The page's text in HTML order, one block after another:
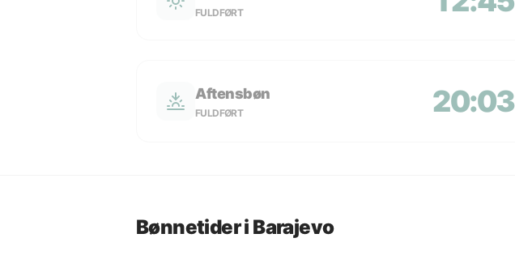
FULDFØRT
Aftensbøn
FULDFØRT 20:03
Bønnetider i Barajevo